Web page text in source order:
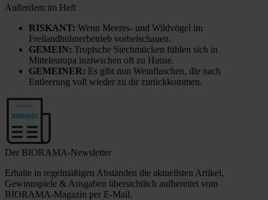
Außerdem im Heft
RISKANT: Wenn Meeres- und Wildvögel im
Freilandhühnerbetrieb vorbeischauen.
GEMEIN: Tropische Stechmücken fühlen sich in
Mitteleuropa inziwschen oft zu Hause.
GEMEINER: Es gibt nun Weinflaschen, die nach
Entleerung voll wieder zu dir zurückkommen.
Der BIORAMA-Newsletter
Erhalte in regelmäßigen Abständen die aktuellsten Artikel,
Gewinnspiele & Ausgaben übersichtlich aufbereitet vom
BIORAMA-Magazin per E-Mail.